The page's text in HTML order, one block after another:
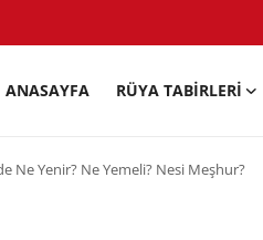
ANASAYFA RÜYA TABIRLERI
Ne Yenir? Ne Yemeli? Nesi Meşhur?